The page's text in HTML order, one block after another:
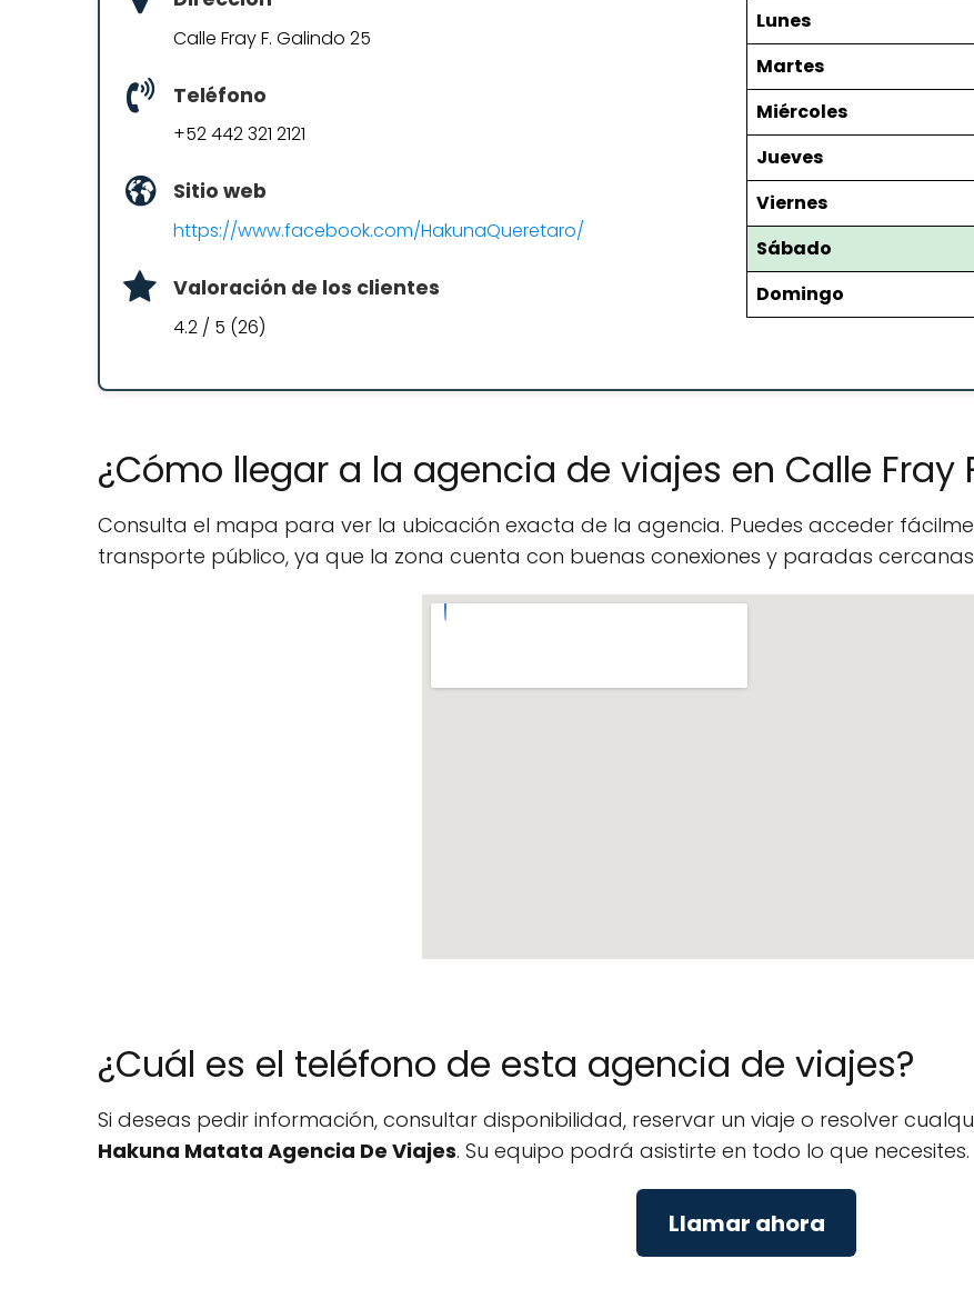
Calle Fray F. Galindo 25
Teléfono
+52 442 321 2121
Sitio web
https://www.facebook.com/HakunaQueretaro/
Valoración de los clientes
4.2 / 5 (26)
Lunes
Martes
Miércoles
Jueves
Viernes
Sábado
Domingo
¿Cómo llegar a la agencia de viajes en Calle Fray
Consulta el mapa para ver la ubicación exacta de la agencia. Puedes acceder
transporte público, ya que la zona cuenta con buenas conexiones y paradas
¿Cuál es el teléfono de esta agencia de viajes?
Si deseas pedir información, consultar disponibilidad, reservar un viaje o resolver
Hakuna Matata Agencia De Viajes. Su equipo podrá asistirte en todo lo que necesites.
Llamar ahora